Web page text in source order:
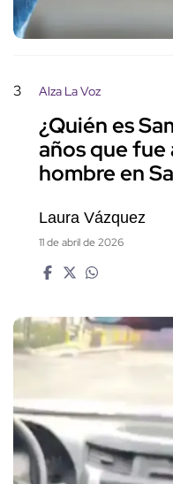
3 Alza La Voz
¿Quién es
años que
hombre en
Laura Vázquez
11 de abril de 2026